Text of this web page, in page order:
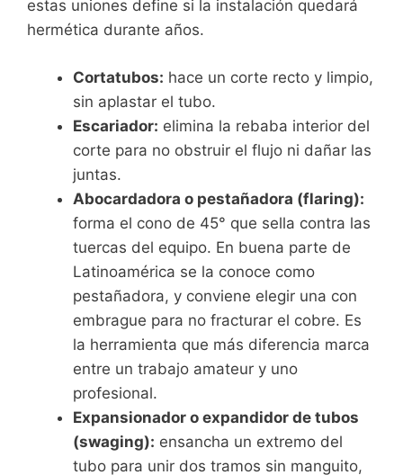
estas uniones define si la instalación quedará
hermética durante años.
Cortatubos: hace un corte recto y limpio,
sin aplastar el tubo.
Escariador: elimina la rebaba interior del
corte para no obstruir el flujo ni dañar las
juntas.
Abocardadora o pestañadora (flaring):
forma el cono de 45° que sella contra las
tuercas del equipo. En buena parte de
Latinoamérica se la conoce como
pestañadora, y conviene elegir una con
embrague para no fracturar el cobre. Es
la herramienta que más diferencia marca
entre un trabajo amateur y uno
profesional.
Expansionador o expandidor de tubos
(swaging): ensancha un extremo del
tubo para unir dos tramos sin manguito,